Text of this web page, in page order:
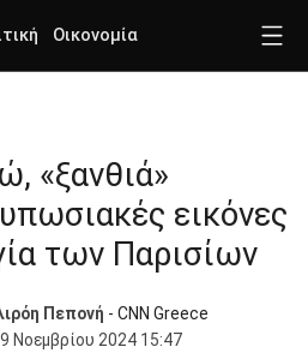
Οικονομία
«ξανθιά»
εικόνες
των Παρισίων
Πεπονή - CNN Greece
Νοεμβρίου 2024 15:47